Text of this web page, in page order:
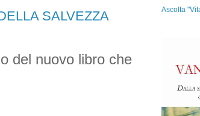
SALVEZZA
del nuovo libro che
Ascolta